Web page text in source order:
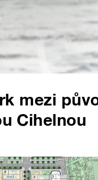
mezi
Cihelnou